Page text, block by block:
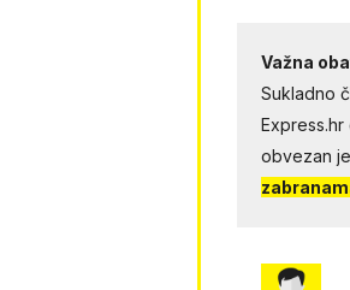
Važna
Sukladno
obvezan